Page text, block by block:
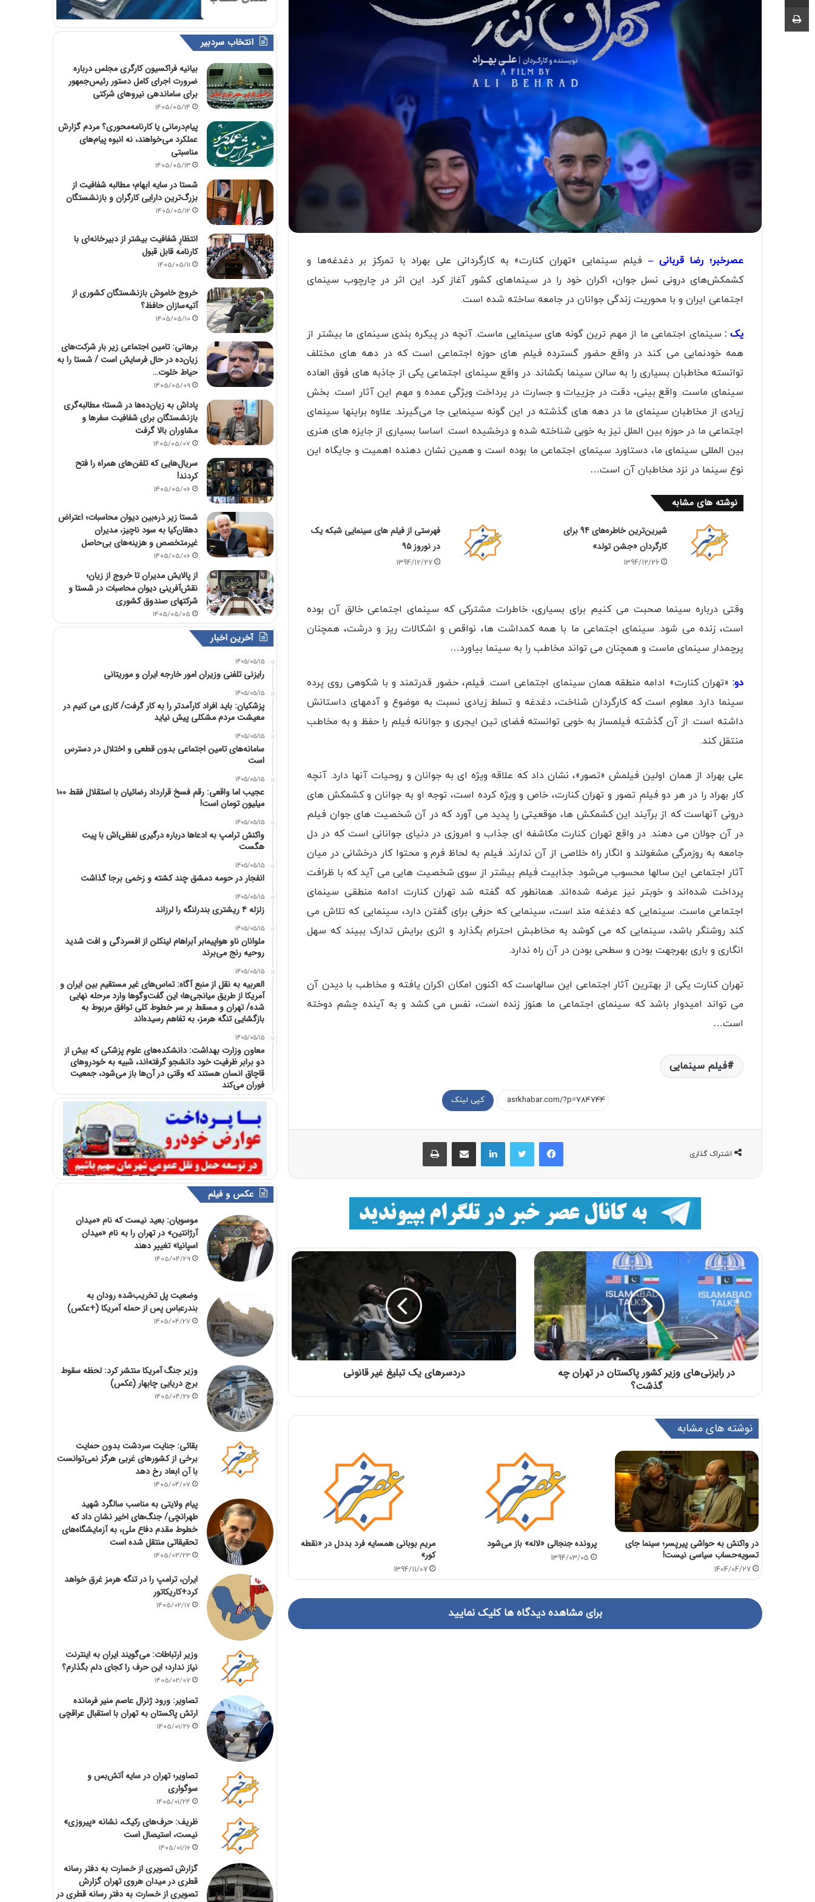
عصرخبر؛ رضا قربانی – فیلم سینمایی «تهران کنارت» به کارگردانی علی بهراد با تمرکز بر دغدغه‌ها و
کشمکش‌های درونی نسل جوان، اکران خود را در سینماهای کشور آغاز کرد. این اثر در چارچوب سینمای
اجتماعی ایران و با محوریت زندگی جوانان در جامعه ساخته شده است.
یک :سینمای اجتماعی ما از مهم ترین گونه های سینمایی ماست. آنچه در پیکره بندی سینمای ما بیشتر از
همه خودنمایی می کند در واقع حضور گسترده فیلم های حوزه اجتماعی است که در دهه های مختلف
توانسته مخاطبان بسیاری را به سالن سینما بکشاند. در واقع سینمای اجتماعی یکی از جاذبه های فوق العاده
سینمای ماست. واقع بینی، دقت در جزییات و جسارت در پرداخت ویژگی عمده و مهم این آثار است. بخش
زیادی از مخاطبان سینمای ما در دهه های گذشته در این گونه سینمایی جا می‌گیرند. علاوه براینها سینمای
اجتماعی ما در حوزه بین الملل نیز به خوبی شناخته شده و درخشیده است. اساسا بسیاری از جایزه های هنری
بین المللی سینمای ما، دستاورد سینمای اجتماعی ما بوده است و همین نشان دهنده اهمیت و جایگاه این
نوع سینما در نزد مخاطبان آن است…
نوشته های مشابه
شیرین‌ترین خاطره‌های 94 برای
كارگردان «جشن تولد»
1394/12/26
فهرستی از فیلم های سینمایی شبکه یک
در نوروز ۹۵
1394/12/27
وقتی درباره سینما صحبت می کنیم برای بسیاری، خاطرات مشترکی که سینمای اجتماعی خالق آن بوده
است، زنده می شود. سینمای اجتماعی ما با همه کمداشت ها، نواقص و اشکالات ریز و درشت، همچنان
پرچمدار سینمای ماست و همچنان می تواند مخاطب را به سینما بیاورد…
دو: «تهران کنارت» ادامه منطقه همان سینمای اجتماعی است. فیلم، حضور قدرتمند و با شکوهی روی پرده
سینما دارد. معلوم است که کارگردان شناخت، دغدغه و تسلط زیادی نسبت به موضوع و آدمهای داستانش
داشته است. از آن گذشته فیلمساز به خوبی توانسته فضای تین ایجری و جوانانه فیلم را حفظ و به مخاطب
منتقل کند.
علی بهراد از همان اولین فیلمش «تصور»، نشان داد که علاقه ویژه ای به جوانان و روحیات آنها دارد. آنچه
کار بهراد را در هر دو فیلمِ تصور و تهران کنارت، خاص و ویژه کرده است، توجه او به جوانان و کشمکش های
درونی آنهاست که از برآیند این کشمکش ها، موقعیتی را پدید می آورد که در آن شخصیت های جوان فیلم
در آن جولان می دهند. در واقع تهران کنارت مکاشفه ای جذاب و امروزی در دنیای جوانانی است که در دل
جامعه به روزمرگی مشغولند و انگار راه خلاصی از آن ندارند. فیلم به لحاظ فرم و محتوا کار درخشانی در میان
آثار اجتماعی این سالها محسوب می‌شود. جذابیت فیلم بیشتر از سوی شخصیت هایی می آید که با ظرافت
پرداخت شده‌اند و خوبتر نیز عرضه شده‌اند. همانطور که گفته شد تهران کنارت ادامه منطقی سینمای
اجتماعی ماست. سینمایی که دغدغه مند است، سینمایی که حرفی برای گفتن دارد، سینمایی که تلاش می
کند روشنگر باشد، سینمایی که می کوشد به مخاطبش احترام بگذارد و اثری برایش تدارک ببیند که سهل
انگاری و باری بهرجهت بودن و سطحی بودن در آن راه ندارد.
تهران کنارت یکی از بهترین آثار اجتماعی این سالهاست که اکنون امکان اکران یافته و مخاطب با دیدن آن
می تواند امیدوار باشد که سینمای اجتماعی ما هنوز زنده است، نفس می کشد و به آینده چشم دوخته
است…
فیلم سینمایی
کپی لینک
اشتراک گذاری
فیسبوک لینکداین
در رایزنی‌های وزیر کشور پاکستان در تهران چه
گذشت؟
دردسرهای یک تبلیغ غیر قانونی
نوشته های مشابه
در واکنش به حواشی پیرپسر؛ سینما جای
تسویه‌حساب‌ سیاسی نیست!
1404/04/27
پرونده جنجالی «لاله» باز می‌شود
1394/03/05
مریم بوبانی همسایه فرد بددل در «نقطه
کور»
1394/11/07
برای مشاهده دیدگاه ها کلیک نمایید
انتخاب سردبیر
بیانیه فراکسیون کارگری مجلس درباره
ضرورت اجرای کامل دستور رئیس‌جمهور
برای ساماندهی نیروهای شرکتی
1405/05/14
پیام‌درمانی یا کارنامه‌محوری؟ مردم گزارش
عملکرد می‌خواهند، نه انبوه پیام‌های
مناسبتی
1405/05/13
شستا در سایه ابهام؛ مطالبه شفافیت از
بزرگ‌ترین دارایی کارگران و بازنشستگان
1405/05/12
انتظارِ شفافیت بیشتر از دبیرخانه‌ای با
کارنامه قابل قبول
1405/05/11
خروج خاموش بازنشستگان کشوری از
آتیه‌سازان حافظ؟
1405/05/10
برهانی: تامین اجتماعی زیر بار شرکت‌های
زیان‌ده در حال فرسایش است / شستا را به
حیاط خلوت…
1405/05/09
پاداش به زیان‌ده‌ها در شستا؛ مطالبه‌گری
بازنشستگان برای شفافیت سفرها و
مشاوران بالا گرفت
1405/05/07
سریال‌هایی که تلفن‌های همراه را فتح
کردند!
1405/05/06
شستا زیر ذره‌بین دیوان محاسبات؛ اعتراض
دهقان‌کیا به سود ناچیز، مدیران
غیرمتخصص و هزینه‌های بی‌حاصل
1405/05/06
از پالایش مدیران تا خروج از زیان؛
نقش‌آفرینی دیوان محاسبات در شستا و
شرکتهای صندوق کشوری
1405/05/05
آخرین اخبار
1405/05/15
رایزنی تلفنی وزیران امور خارجه ایران و موریتانی
1405/05/15
پزشکیان: باید افراد کارآمدتر را به کار گرفت/ کاری می کنیم در
معیشت مردم مشکلی پیش نیاید
1405/05/15
سامانه‌های تامین اجتماعی بدون قطعی و اختلال در دسترس
است
1405/05/15
عجیب اما واقعی: رقم فسخ قرارداد رضائیان با استقلال فقط ۱۰۰
میلیون تومان است!
1405/05/15
واکنش ترامپ به ادعاها درباره درگیری لفظی‌اش با پیت
هگست
1405/05/15
انفجار در حومه دمشق چند کشته و زخمی برجا گذاشت
1405/05/15
زلزله ۴ ریشتری بندرلنگه را لرزاند
1405/05/15
ملوانان ناو هواپیمابر آبراهام لینکلن از افسردگی و افت شدید
روحیه رنج می‌برند
1405/05/15
العربیه به نقل از منبع آگاه: تماس‌های غیر مستقیم بین ایران و
آمریکا از طریق میانجی‌ها؛ این گفت‌و‌گو‌ها وارد مرحله نهایی
شده/ تهران و مسقط بر سر خطوط کلی توافق مربوط به
بازگشایی تنگه هرمز، به تفاهم رسیده‌اند
1405/05/15
معاون وزارت بهداشت: دانشکده‌های علوم پزشکی که بیش از
دو برابر ظرفیت خود دانشجو گرفته‌اند، شبیه به خودرو‌های
قاچاق انسان هستند که وقتی در آن‌ها باز می‌شود، جمعیت
فوران می‌کند
عکس و فیلم
موسویان: بعید نیست که نام «میدان
آرژانتین» در تهران را به نام «میدان
اسپانیا» تغییر دهند
1405/04/29
وضعیت پل تخریب‌شده رودان به
بندرعباس پس از حمله آمریکا (+عکس)
1405/04/27
وزیر جنگ آمریکا منتشر کرد: لحظه سقوط
برج دریایی چابهار (عکس)
1405/04/26
بقائی: جنایت سردشت بدون حمایت
برخی از کشورهای غربی هرگز نمی‌توانست
با آن ابعاد رخ دهد
1405/04/07
پیام ولایتی به مناسب سالگرد شهید
طهرانچی/ جنگ‌های اخیر نشان داد که
خطوط مقدم دفاع ملی، به آزمایشگاه‌های
تحقیقاتی منتقل شده است
1405/03/23
ایران، ترامپ را در تنگه هرمز غرق خواهد
کرد+کاریکاتور
1405/02/17
وزیر ارتباطات: می‌گویند ایران به اینترنت
نیاز ندارد؛ این حرف را کجای دلم بگذارم؟
1405/02/07
تصاویر: ورود ژنرال عاصم منیر فرمانده
ارتش پاکستان به تهران با استقبال عراقچی
1405/01/26
تصاویر؛ تهران در سایه آتش‌بس و
سوگواری
1405/01/24
ظریف: حرف‌های رکیک، نشانه «پیروزی»
نیست، استیصال است
1405/01/16
گزارش تصویری از خسارت به دفتر رسانه
قطری در میدان هروی تهران گزارش
تصویری از خسارت به دفتر رسانه قطری در